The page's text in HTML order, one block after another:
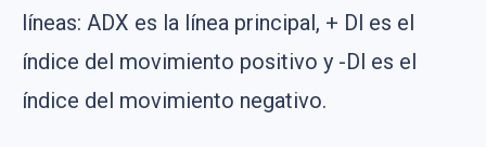
líneas: ADX es la línea principal, + Dl es el
índice del movimiento positivo y -Dl es el
índice del movimiento negativo.